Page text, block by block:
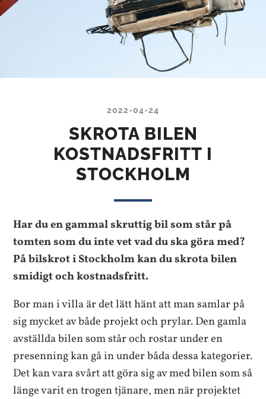
2022-04-24
SKROTA BILEN
KOSTNADSFRITT I
STOCKHOLM
Har du en gammal skruttig bil som står på
tomten som du inte vet vad du ska göra med?
På bilskrot i Stockholm kan du skrota bilen
smidigt och kostnadsfritt.
Bor man i villa är det lätt hänt att man samlar på
sig mycket av både projekt och prylar. Den gamla
avställda bilen som står och rostar under en
presenning kan gå in under båda dessa kategorier.
Det kan vara svårt att göra sig av med bilen som så
länge varit en trogen tjänare, men när projektet